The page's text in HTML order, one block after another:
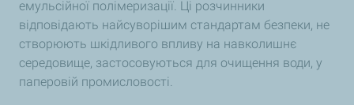
емульсійної полімеризації. Ці розчинники
відповідають найсуворішим стандартам безпеки, не
створюють шкідливого впливу на навколишнє
середовище, застосовуються для очищення води, у
паперовій промисловості.